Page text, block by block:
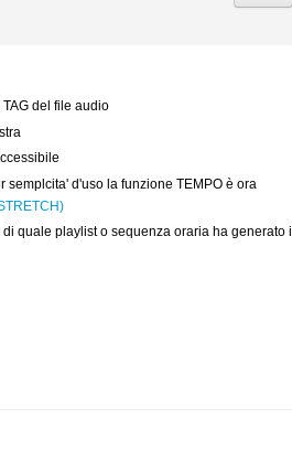
del file audio
d'uso la funzione TEMPO è ora
quale playlist o sequenza oraria ha generato il